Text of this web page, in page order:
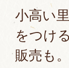
小高い
をつけ
販売も。